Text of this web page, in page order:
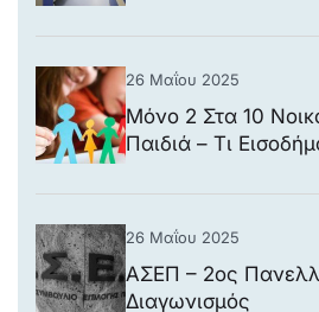
26 Μαΐου 2025
Μόνο 2 Στα 10
Παιδιά – Τι
26 Μαΐου 2025
ΑΣΕΠ – 2ος
Διαγωνισμός